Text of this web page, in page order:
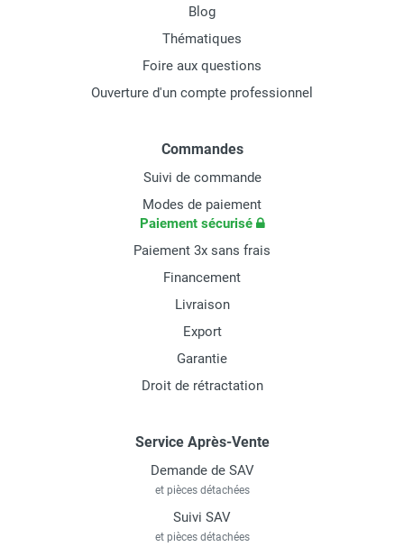
Blog
Thématiques
Foire aux questions
Ouverture d'un compte professionnel
Commandes
Suivi de commande
Modes de paiement
Paiement sécurisé
Paiement 3x sans frais
Financement
Livraison
Export
Garantie
Droit de rétractation
Service Après-Vente
Demande de SAV
et pièces détachées
Suivi SAV
et pièces détachées